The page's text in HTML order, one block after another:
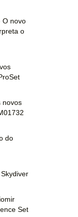
O novo
o
novos
do
Set